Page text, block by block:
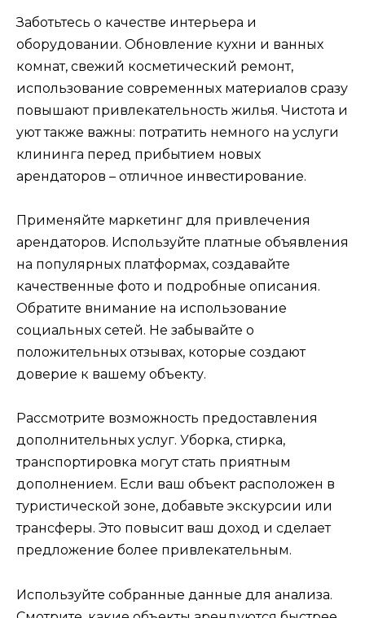
Заботьтесь о качестве интерьера и
оборудовании. Обновление кухни и ванных
комнат, свежий косметический ремонт,
использование современных материалов сразу
повышают привлекательность жилья. Чистота и
уют также важны: потратить немного на услуги
клининга перед прибытием новых
арендаторов – отличное инвестирование.
Применяйте маркетинг для привлечения
арендаторов. Используйте платные объявления
на популярных платформах, создавайте
качественные фото и подробные описания.
Обратите внимание на использование
социальных сетей. Не забывайте о
положительных отзывах, которые создают
доверие к вашему объекту.
Рассмотрите возможность предоставления
дополнительных услуг. Уборка, стирка,
транспортировка могут стать приятным
дополнением. Если ваш объект расположен в
туристической зоне, добавьте экскурсии или
трансферы. Это повысит ваш доход и сделает
предложение более привлекательным.
Используйте собранные данные для анализа.